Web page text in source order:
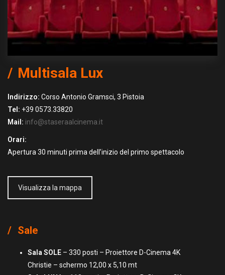
Multisala Lux
Indirizzo: Corso Antonio Gramsci, 3 Pistoia
Tel: +39 0573.33820
Mail: info@staseraalcinema.it
Orari:
Apertura 30 minuti prima dell’inizio del primo spettacolo
Visualizza la mappa
Sale
Sala SOLE – 330 posti – Proiettore D-Cinema 4K
Christie – schermo 12,00 x 5,10 mt